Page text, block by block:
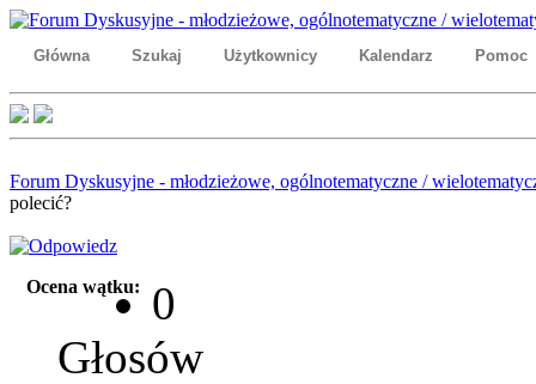
Główna Szukaj Użytkownicy Kalendarz Pomoc
Forum Dyskusyjne - młodzieżowe, ogólnotematyczne /
polecić?
Ocena wątku:
0
Głosów